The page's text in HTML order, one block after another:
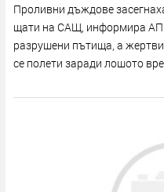
Проливни дъждове
щати на САЩ, информира
разрушени пътища, а
се полети заради лошото